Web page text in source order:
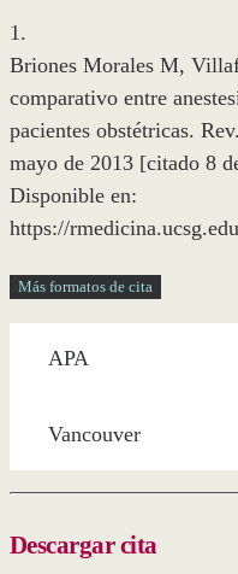
1.
Briones Morales M,
comparativo entre
pacientes obstétricas.
mayo de 2013 [citado 8
Disponible en:
https://
Más formatos de cita
APA
Vancouver
Descargar cita